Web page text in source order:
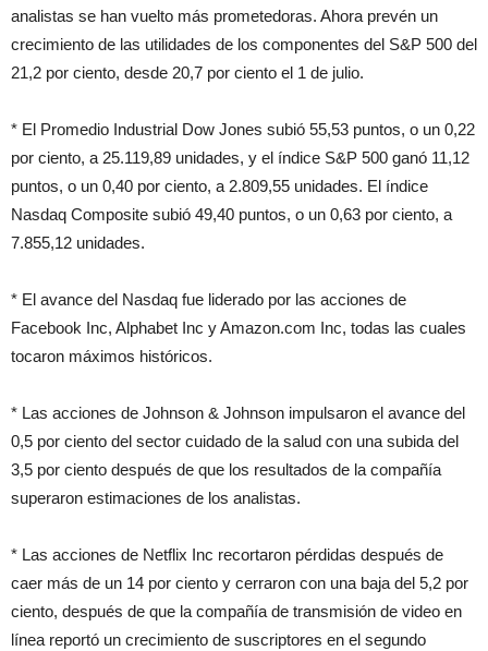
analistas se han vuelto más prometedoras. Ahora prevén un
crecimiento de las utilidades de los componentes del S&P 500 del
21,2 por ciento, desde 20,7 por ciento el 1 de julio.
* El Promedio Industrial Dow Jones subió 55,53 puntos, o un 0,22
por ciento, a 25.119,89 unidades, y el índice S&P 500 ganó 11,12
puntos, o un 0,40 por ciento, a 2.809,55 unidades. El índice
Nasdaq Composite subió 49,40 puntos, o un 0,63 por ciento, a
7.855,12 unidades.
* El avance del Nasdaq fue liderado por las acciones de
Facebook Inc, Alphabet Inc y Amazon.com Inc, todas las cuales
tocaron máximos históricos.
* Las acciones de Johnson & Johnson impulsaron el avance del
0,5 por ciento del sector cuidado de la salud con una subida del
3,5 por ciento después de que los resultados de la compañía
superaron estimaciones de los analistas.
* Las acciones de Netflix Inc recortaron pérdidas después de
caer más de un 14 por ciento y cerraron con una baja del 5,2 por
ciento, después de que la compañía de transmisión de video en
línea reportó un crecimiento de suscriptores en el segundo